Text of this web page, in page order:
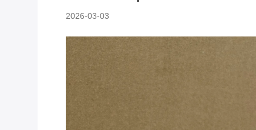
2026-03-03